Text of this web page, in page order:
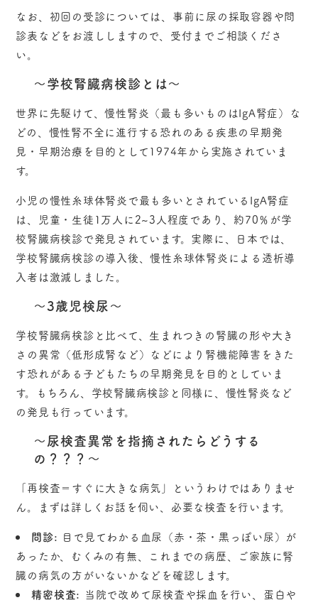
なお、初回の受診については、事前に尿の採取容器や問
診表などをお渡ししますので、受付までご相談くださ
い。
～学校腎臓病検診とは～
世界に先駆けて、慢性腎炎（最も多いものはIgA腎症）な
どの、慢性腎不全に進行する恐れのある疾患の早期発
見・早期治療を目的として1974年から実施されていま
す。
小児の慢性糸球体腎炎で最も多いとされているIgA腎症
は、児童・生徒1万人に2~3人程度であり、約70％が学
校腎臓病検診で発見されています。実際に、日本では、
学校腎臓病検診の導入後、慢性糸球体腎炎による透析導
入者は激減しました。
～3歳児検尿～
学校腎臓病検診と比べて、生まれつきの腎臓の形や大き
さの異常（低形成腎など）などにより腎機能障害をきた
す恐れがある子どもたちの早期発見を目的としていま
す。もちろん、学校腎臓病検診と同様に、慢性腎炎など
の発見も行っています。
～尿検査異常を指摘されたらどうする
の？？？～
「再検査＝すぐに大きな病気」というわけではありませ
ん。まずは詳しくお話を伺い、必要な検査を行います。
問診: 目で見てわかる血尿（赤・茶・黒っぽい尿）が
あったか、むくみの有無、これまでの病歴、ご家族に腎
臓の病気の方がいないかなどを確認します。
精密検査: 当院で改めて尿検査や採血を行い、蛋白や